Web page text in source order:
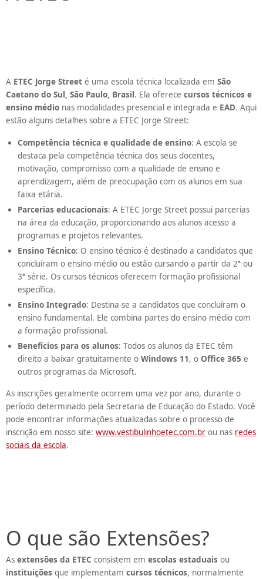
A ETEC Jorge Street é uma escola técnica localizada em São
Caetano do Sul, São Paulo, Brasil . Ela oferece cursos técnicos e
ensino médio nas modalidades presencial e integrada e EAD. Aqui
estão alguns detalhes sobre a ETEC Jorge Street:
Competência técnica e qualidade de ensino: A escola se
destaca pela competência técnica dos seus docentes,
motivação, compromisso com a qualidade de ensino e
aprendizagem, além de preocupação com os alunos em sua
faixa etária.
Parcerias educacionais: A ETEC Jorge Street possui parcerias
na área da educação, proporcionando aos alunos acesso a
programas e projetos relevantes.
Ensino Técnico: O ensino técnico é destinado a candidatos que
concluíram o ensino médio ou estão cursando a partir da 2ª ou
3ª série. Os cursos técnicos oferecem formação profissional
específica.
Ensino Integrado: Destina-se a candidatos que concluíram o
ensino fundamental. Ele combina partes do ensino médio com
a formação profissional.
Benefícios para os alunos: Todos os alunos da ETEC têm
direito a baixar gratuitamente oWindows 11, oOffice 365 e
outros programas da Microsoft.
As inscrições geralmente ocorrem uma vez por ano, durante o
período determinado pela Secretaria de Educação do Estado. Você
pode encontrar informações atualizadas sobre o processo de
inscrição em nosso site: www.vestibulinhoetec.com.br ou nas redes
sociais da escola.
O que são Extensões?
As extensões da ETEC consistem em escolas estaduais ou
instituições que implementam cursos técnicos, normalmente